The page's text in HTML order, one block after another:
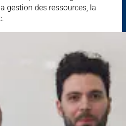
gestion des ressources, la